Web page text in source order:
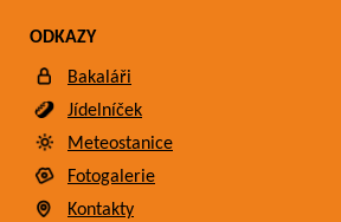
ODKAZY
Bakaláři
Jídelníček
Meteostanice
Fotogalerie
Kontakty